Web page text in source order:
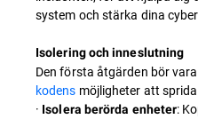
system och stärka dina
Isolering och inneslutning
Den första åtgärden bör
kodens möjligheter att
· Isolera berörda enheter: